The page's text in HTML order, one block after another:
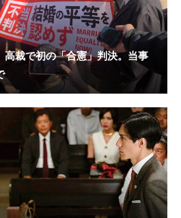
裁で初の「合憲」判決。当事